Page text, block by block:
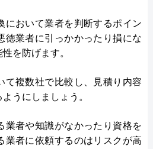
において業者を判断するポイン
徳業者に引っかかったり損にな
を防げます。
て複数社で比較し、見積り内容
うにしましょう。
業者や知識がなかったり資格を
業者に依頼するのはリスクが高